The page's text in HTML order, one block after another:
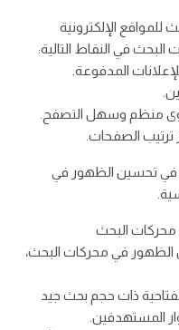
الإلكترونية
في النقاط التالية:
المدفوعة.
منظم وسهل التصفح.
ترتيب الصفحات.
تحسين الظهور في
محركات البحث
في محركات البحث،
مفتاحية ذات حجم بحث جيد
المستهدفين.